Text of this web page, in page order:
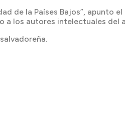
de la Países Bajos”, apunto
los autores intelectuales